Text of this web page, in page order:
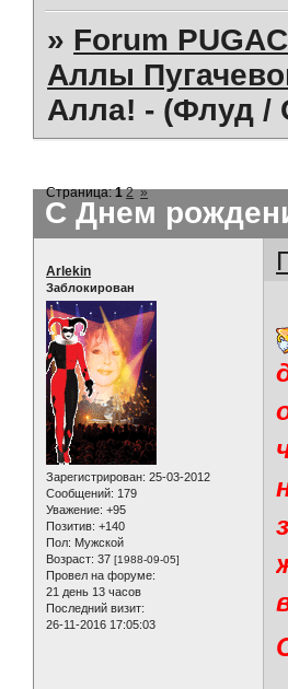
» Forum
Аллы
Алла! - (Флуд /
С Днем
Страница:1 2 »
Arlekin
Заблокирован
Зарегистрирован: 25-03-2012
Сообщений: 179
Уважение: +95
Позитив: +140
Пол: Мужской
Возраст: 37 [1988-09-05]
Провел на форуме:
21 день 13 часов
Последний визит:
26-11-2016 17:05:03